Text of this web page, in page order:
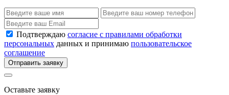
Подтверждаю согласие с правилами обработки
персональных данных и принимаю пользовательское
соглашение
Отправить заявку
Оставьте заявку